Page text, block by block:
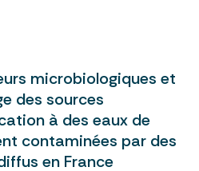
microbiologiques et
des sources
à des eaux de
contaminées par des
en France